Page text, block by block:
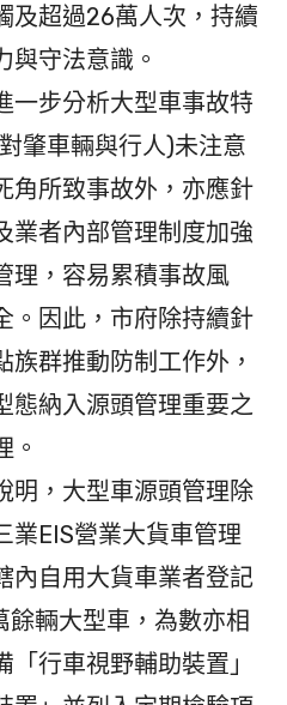
及超過26萬人次，持續
與守法意識。
步分析大型車事故特
肇車輛與行人)未注意
角所致事故外，亦應針
業者內部管理制度加強
理，容易累積事故風
。因此，市府除持續針
群推動防制工作外，
態納入源頭管理重要之
。
，大型車源頭管理除
業EIS營業大貨車管理
內自用大貨車業者登記
輛大型車，為數亦相
行車視野輔助裝置」